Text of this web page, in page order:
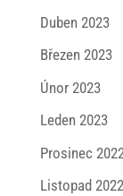
Duben 2023
Březen 2023
Únor 2023
Leden 2023
Prosinec
Listopad 2022